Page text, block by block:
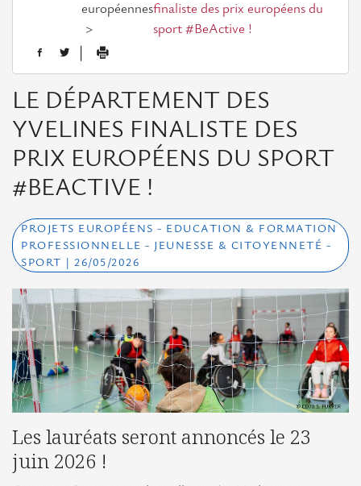
européennesfinaliste des prix européens du
sport #BeActive !
LE DÉPARTEMENT DES
YVELINES FINALISTE DES
PRIX EUROPÉENS DU SPORT
#BEACTIVE !
PROJETS EUROPÉENS - EDUCATION & FORMATION
PROFESSIONNELLE - JEUNESSE & CITOYENNETÉ -
SPORT | 26/05/2026
Les lauréats seront annoncés le 23
juin 2026 !
Actualités européennes
Opportunités
Appels
à
Consultations
Evénements
Evénements
européens
L’Île-
de-
en
Europe